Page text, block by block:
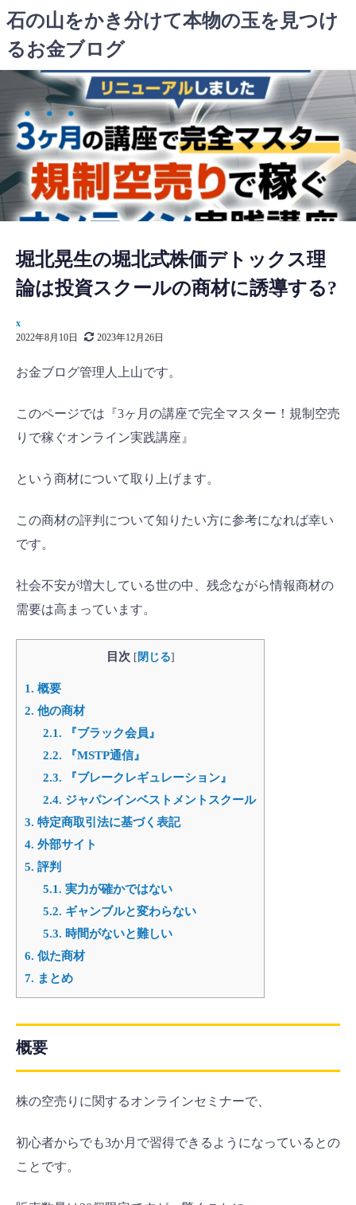
コ
ン
テ
ッ
プ
石の山をかき分けて本物の玉を見つけ
るお金ブログ
堀北晃生の堀北式株価デトックス理
論は投資スクールの商材に誘導する?
x
2022年8月10日
2023年12月26日
お金ブログ管理人上山です。
このページでは『3ヶ月の講座で完全マスター！規制空売
りで稼ぐオンライン実践講座』
という商材について取り上げます。
この商材の評判について知りたい方に参考になれば幸い
です。
社会不安が増大している世の中、残念ながら情報商材の
需要は高まっています。
目次 [ 閉じる]
1. 概要
2. 他の商材
2.1. 『ブラック会員』
2.2. 『MSTP通信』
2.3. 『ブレークレギュレーション』
2.4. ジャパンインベストメントスクール
3. 特定商取引法に基づく表記
4. 外部サイト
5. 評判
5.1. 実力が確かではない
5.2. ギャンブルと変わらない
5.3. 時間がないと難しい
6. 似た商材
7. まとめ
概要
株の空売りに関するオンラインセミナーで、
初心者からでも3か月で習得できるようになっているとの
ことです。